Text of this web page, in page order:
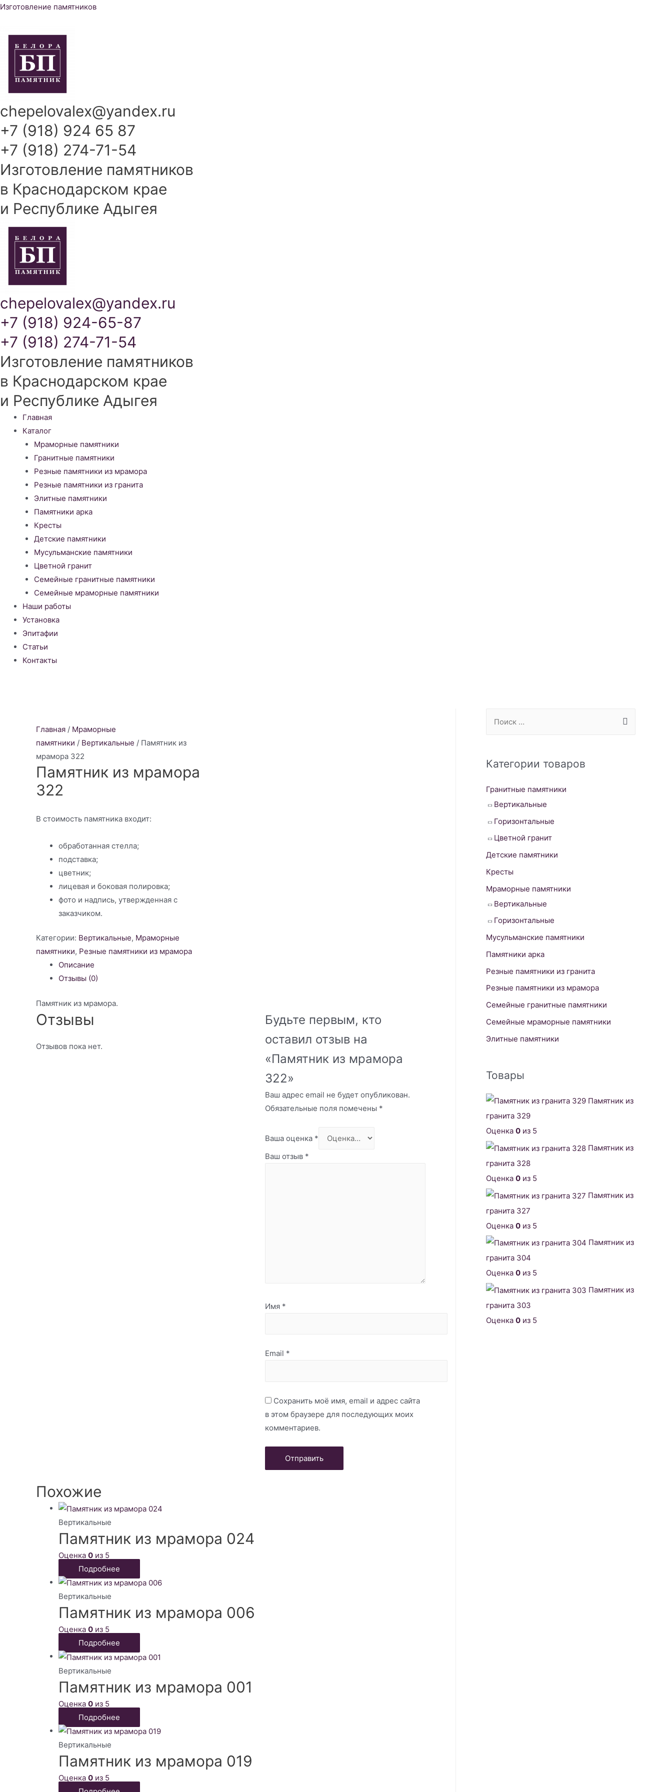
Перейти
содержимому
Изготовление памятников
chepelovalex@yandex.ru
+7 (918) 924 65 87
+7 (918) 274-71-54
Изготовление памятников
в Краснодарском крае
и Республике Адыгея
chepelovalex@yandex.ru
+7 (918) 924-65-87
+7 (918) 274-71-54
Изготовление памятников
в Краснодарском крае
и Республике Адыгея
Меню
Главная
Каталог
Мраморные памятники
Гранитные памятники
Резные памятники из мрамора
Резные памятники из гранита
Элитные памятники
Памятники арка
Кресты
Детские памятники
Мусульманские памятники
Цветной гранит
Семейные гранитные памятники
Семейные мраморные памятники
Наши работы
Установка
Эпитафии
Статьи
Контакты
Главная / Мраморные
памятники / Вертикальные / Памятник из
мрамора 322
Памятник из мрамора
322
В стоимость памятника входит:
обработанная стелла;
подставка;
цветник;
лицевая и боковая полировка;
фото и надпись, утвержденная с
заказчиком.
Категории: Вертикальные, Мраморные
памятники, Резные памятники из мрамора
Описание
Отзывы (0)
Памятник из мрамора.
Отзывы
Отзывов пока нет.
Будьте первым, кто
оставил отзыв на
«Памятник из мрамора
322»
Ваш адрес email не будет опубликован.
Обязательные поля помечены *
Ваша оценка *
Ваш отзыв *
Имя *
Email *
Сохранить моё имя, email и адрес сайта
в этом браузере для последующих моих
комментариев.
Похожие
Вертикальные
Памятник из мрамора 024
Оценка 0 из 5
Подробнее
Вертикальные
Памятник из мрамора 006
Оценка 0 из 5
Подробнее
Вертикальные
Памятник из мрамора 001
Оценка 0 из 5
Подробнее
Вертикальные
Памятник из мрамора 019
Оценка 0 из 5
r
h
o
:
Категории товаров
Гранитные памятники
Вертикальные
Горизонтальные
Цветной гранит
Детские памятники
Кресты
Мраморные памятники
Вертикальные
Горизонтальные
Мусульманские памятники
Памятники арка
Резные памятники из гранита
Резные памятники из мрамора
Семейные гранитные памятники
Семейные мраморные памятники
Элитные памятники
Товары
Памятник из
гранита 329
Оценка 0 из 5
Памятник из
гранита 328
Оценка 0 из 5
Памятник из
гранита 327
Оценка 0 из 5
Памятник из
гранита 304
Оценка 0 из 5
Памятник из
гранита 303
Оценка 0 из 5